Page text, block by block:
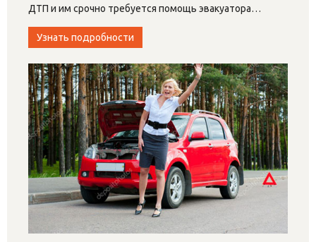
ДТП и им срочно требуется помощь эвакуатора…
Узнать подробности